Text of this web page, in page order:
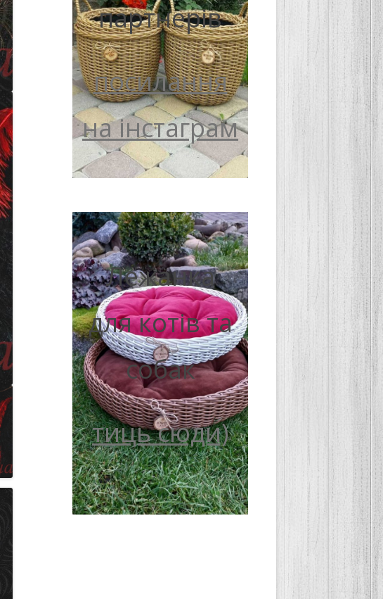
партнерів
посилання
на інстаграм
Лежанка
для котів та
собак
тиць сюди)